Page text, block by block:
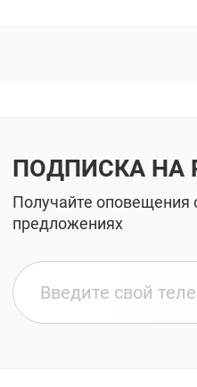
ПОДПИСКА НА
Получайте оповещения
предложениях